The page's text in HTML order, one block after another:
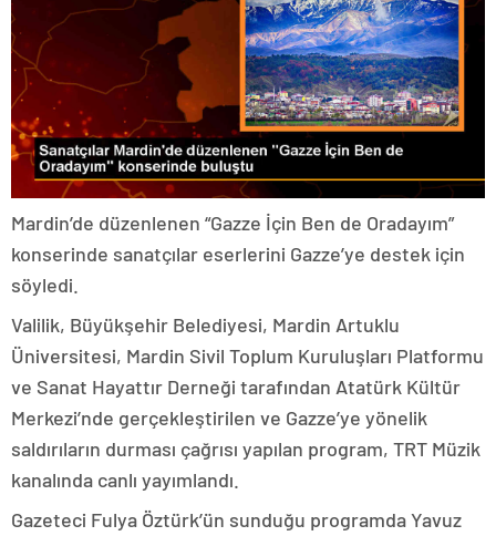
Mardin’de düzenlenen “Gazze İçin Ben de Oradayım”
konserinde sanatçılar eserlerini Gazze’ye destek için
söyledi.
Valilik, Büyükşehir Belediyesi, Mardin Artuklu
Üniversitesi, Mardin Sivil Toplum Kuruluşları Platformu
ve Sanat Hayattır Derneği tarafından Atatürk Kültür
Merkezi’nde gerçekleştirilen ve Gazze’ye yönelik
saldırıların durması çağrısı yapılan program, TRT Müzik
kanalında canlı yayımlandı.
Gazeteci Fulya Öztürk’ün sunduğu programda Yavuz